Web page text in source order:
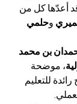
أعدّها كل من
وحلمي
بن محمد
، موضحة
للتعليم